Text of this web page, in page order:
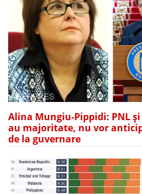
Alina Mungiu-Pippidi: PNL și
au majoritate, nu vor
de la guvernare